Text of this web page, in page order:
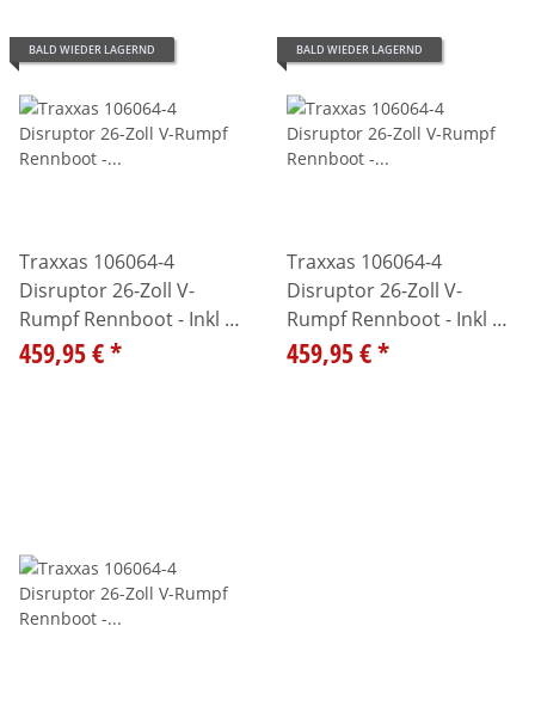
BALD WIEDER LAGERND
Traxxas 106064-4
Disruptor 26-Zoll V-
Rumpf Rennboot - Inkl 4S
LiPo Akku - blau
459,95 €*
BALD WIEDER LAGERND
Traxxas 106064-4
Disruptor 26-Zoll V-
Rumpf Rennboot - Inkl 4S
LiPo Akku - orange
459,95 €*